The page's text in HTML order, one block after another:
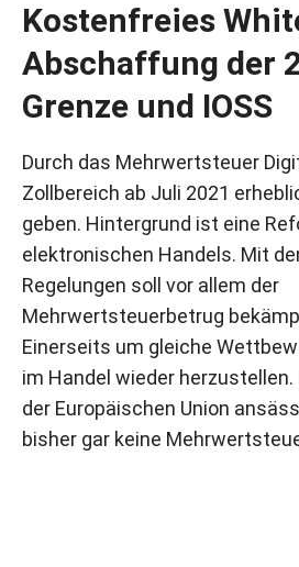
Kostenfreies
Abschaffung der
Grenze und IOSS
Durch das Mehrwertsteuer
Zollbereich ab Juli 2021
geben. Hintergrund ist eine
elektronischen Handels. Mit
Regelungen soll vor allem der
Mehrwertsteuerbetrug
Einerseits um gleiche
im Handel wieder herzustellen.
der Europäischen Union
bisher gar keine